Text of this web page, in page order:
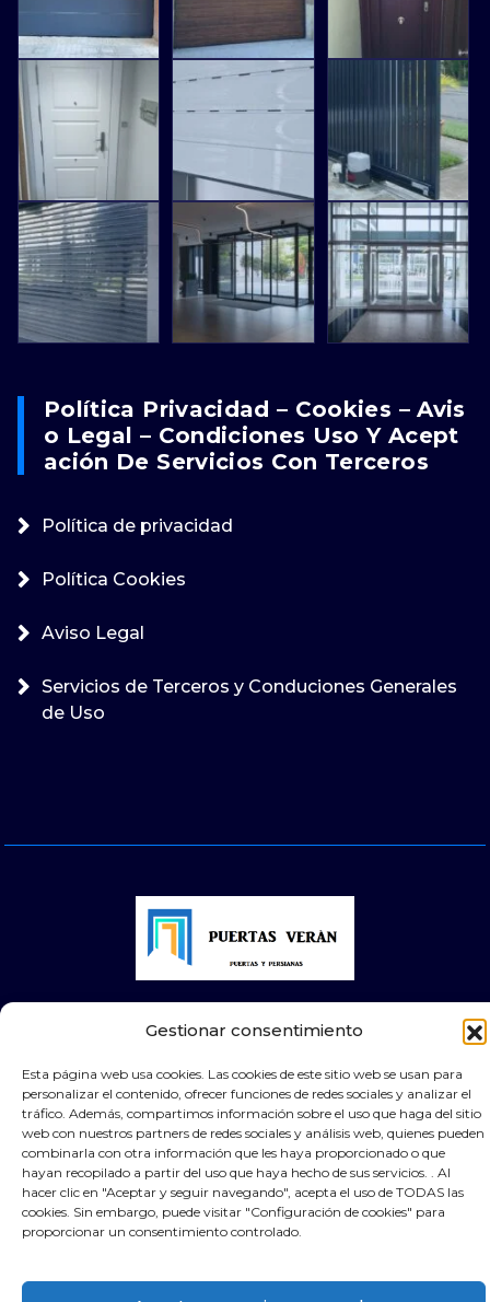
Gestionar consentimiento
Esta página web usa cookies. Las cookies de este sitio web se usan para
personalizar el contenido, ofrecer funciones de redes sociales y analizar el
tráfico. Además, compartimos información sobre el uso que haga del sitio
web con nuestros partners de redes sociales y análisis web, quienes pueden
combinarla con otra información que les haya proporcionado o que
hayan recopilado a partir del uso que haya hecho de sus servicios. . Al
hacer clic en "Aceptar y seguir navegando", acepta el uso de TODAS las
cookies. Sin embargo, puede visitar "Configuración de cookies" para
proporcionar un consentimiento controlado.
Política Privacidad – Cookies – Avis
O Legal – Condiciones Uso Y Acept
Ación De Servicios Con Terceros
Política de privacidad
Política Cookies
Aviso Legal
Servicios de Terceros y Conduciones Generales
de Uso
Contacta por Whassap